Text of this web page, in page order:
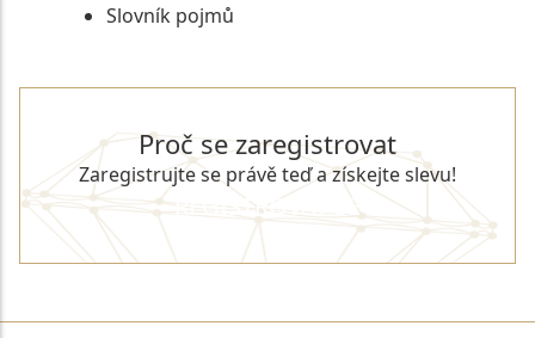
Slovník pojmů
Proč se zaregistrovat
Zaregistrujte se právě teď a získejte slevu!
REGISTROVAT SE